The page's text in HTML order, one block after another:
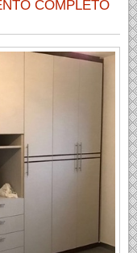
COMPLETO